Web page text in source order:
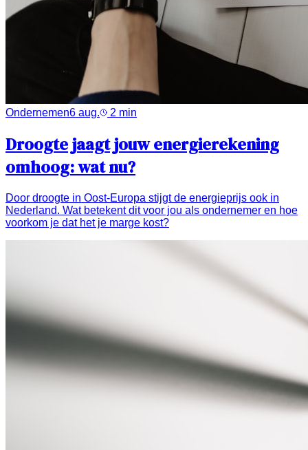
Ondernemen6 aug. 2 min
Droogte jaagt jouw energierekening
omhoog: wat nu?
Door droogte in Oost-Europa stijgt de energieprijs ook in
Nederland. Wat betekent dit voor jou als ondernemer en hoe
voorkom je dat het je marge kost?